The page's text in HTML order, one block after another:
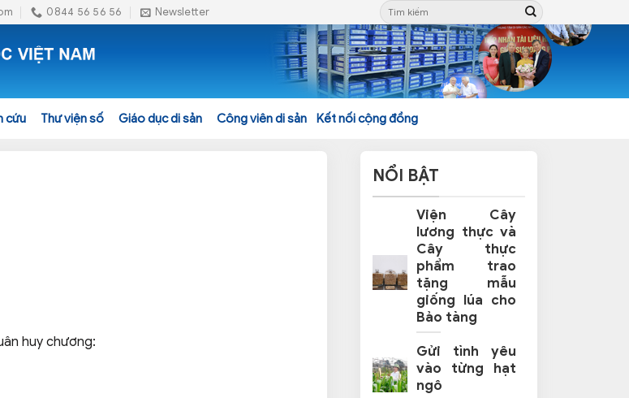
0844 56 56 56 Newsletter
cứu Thư viện số Giáo dục di sản Công viên di sản Kết nối cộng đồng
huy chương:
NỔI BẬT
Viện Cây
lương thực và
Cây thực
phẩm trao
tặng mẫu
giống lúa cho
Bảo tàng
Gửi tình yêu
vào từng hạt
ngô